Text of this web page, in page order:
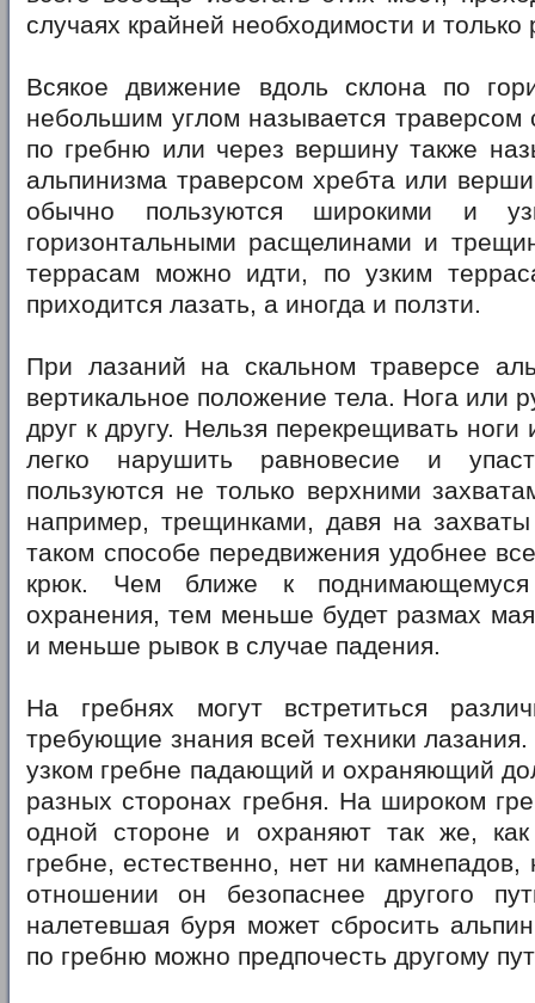
случаях крайней необходимости и только
Всякое движение вдоль склона по
небольшим углом называется траверсом
по гребню или через вершину также
альпинизма траверсом хребта или
обычно пользуются широкими и
горизонтальными расщелинами и
террасам можно идти, по узким
приходится лазать, а иногда и ползти.
При лазаний на скальном траверсе
вертикальное положение тела. Нога или
друг к другу. Нельзя перекрещивать
легко нарушить равновесие и
пользуются не только верхними
например, трещинками, давя на
таком способе передвижения удобнее
крюк. Чем ближе к поднимающемуся
охранения, тем меньше будет размах
и меньше рывок в случае падения.
На гребнях могут встретиться
требующие знания всей техники
узком гребне падающий и охраняющий
разных сторонах гребня. На широком
одной стороне и охраняют так же,
гребне, естественно, нет ни
отношении он безопаснее другого
налетевшая буря может сбросить
по гребню можно предпочесть другому